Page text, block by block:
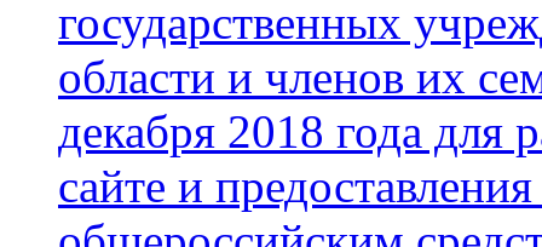
государственных
области и членов их
декабря 2018 года
сайте и